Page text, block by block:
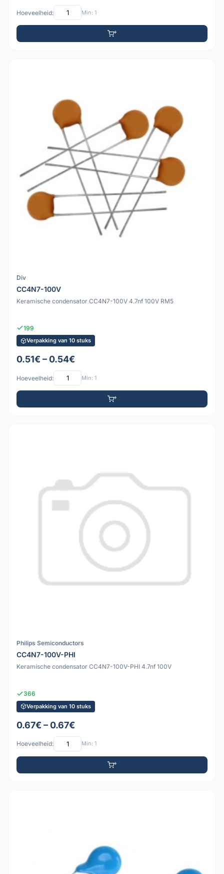
Hoeveelheid: Min: 1
Div
CC4N7-100V
Keramische condensator CC4N7-100V 4.7nf 100V RM5
199
Verpakking van 10 stuks
0.51€ – 0.54€
Hoeveelheid: Min: 1
Philips Semiconductors
CC4N7-100V-PHI
Keramische condensator CC4N7-100V-PHI 4.7nf 100V
366
Verpakking van 10 stuks
0.67€ – 0.67€
Hoeveelheid: Min: 1